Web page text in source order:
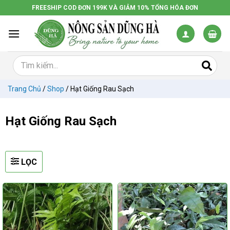
đến
dung
FREESHIP COD ĐƠN 199K VÀ GIẢM 10% TỔNG HÓA ĐƠN
Trang Chủ /Shop / Hạt Giống Rau Sạch
Hạt Giống Rau Sạch
LỌC